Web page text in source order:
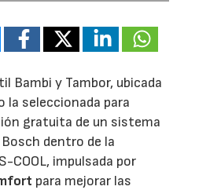
Bambi y Tambor, ubicada
la seleccionada para
gratuita de un sistema
dentro de la
COOL, impulsada por
para mejorar las